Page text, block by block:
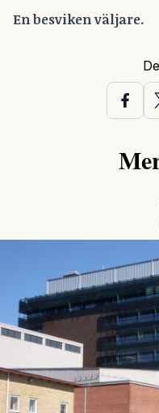
En besviken väljare.